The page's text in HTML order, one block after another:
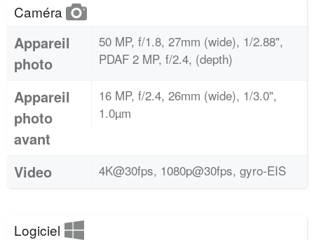
Caméra
Appareil
photo
50 MP, f/1.8, 27mm (wide), 1/2.88",
PDAF 2 MP, f/2.4, (depth)
Appareil
photo
avant
16 MP, f/2.4, 26mm (wide), 1/3.0",
1.0µm
Video 4K@30fps, 1080p@30fps, gyro-EIS
Logiciel